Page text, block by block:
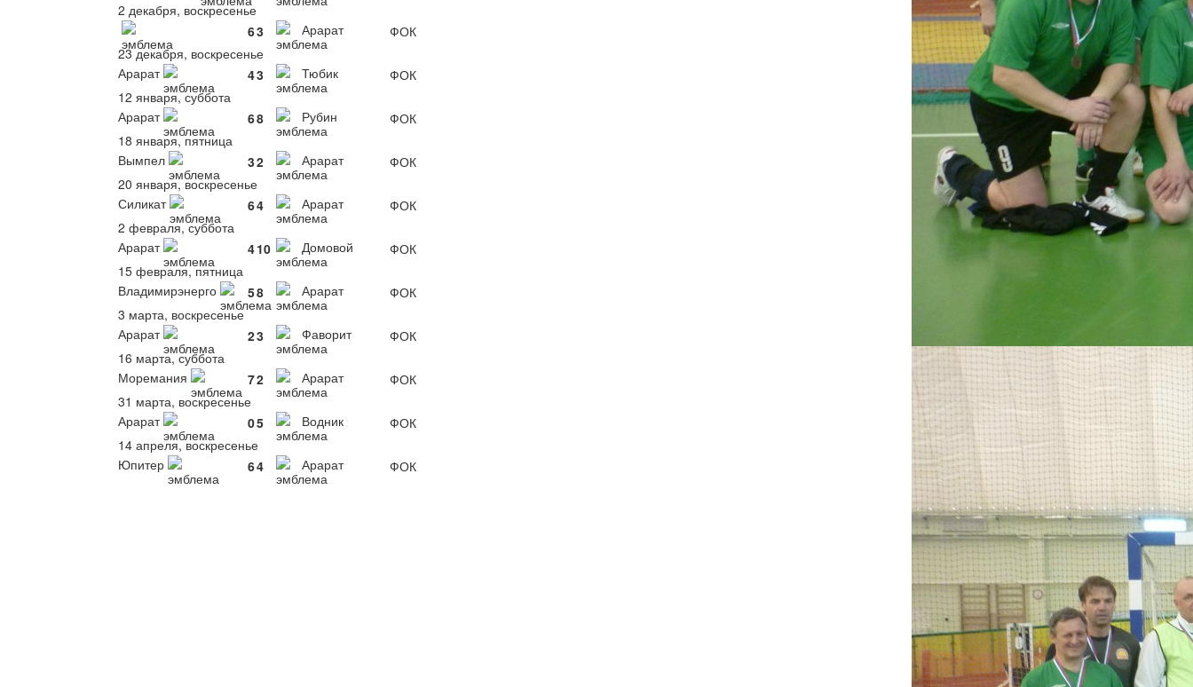
2 декабря, воскресенье
63 Арарат
ФОК
23 декабря, воскресенье
Арарат
43 Тюбик
ФОК
12 января, суббота
Арарат
68 Рубин
ФОК
18 января, пятница
Вымпел
32 Арарат
ФОК
20 января, воскресенье
Силикат
64 Арарат
ФОК
2 февраля, суббота
Арарат
410 Домовой
ФОК
15 февраля, пятница
Владимирэнерго
58 Арарат
ФОК
3 марта, воскресенье
Арарат
23 Фаворит
ФОК
16 марта, суббота
Моремания
72 Арарат
ФОК
31 марта, воскресенье
Арарат
05 Водник
ФОК
14 апреля, воскресенье
Юпитер
64 Арарат ФОК